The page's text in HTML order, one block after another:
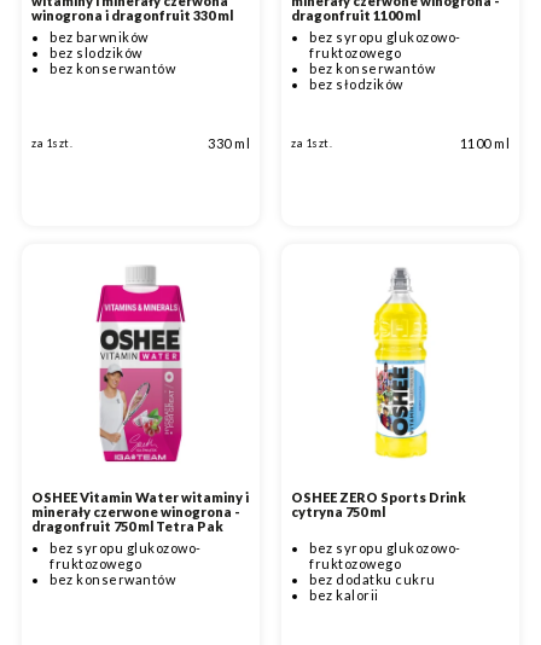
winogrona i dragonfruit 330 ml
bez barwników
bez slodzików
bez konserwantów
za 1szt. 330 ml
dragonfruit 1100 ml
bez syropu glukozowo-
fruktozowego
bez konserwantów
bez słodzików
za 1szt. 1100 ml
OSHEE Vitamin Water witaminy i
minerały czerwone winogrona -
dragonfruit 750 ml Tetra Pak
bez syropu glukozowo-
fruktozowego
bez konserwantów
OSHEE ZERO Sports Drink
cytryna 750 ml
bez syropu glukozowo-
fruktozowego
bez dodatku cukru
bez kalorii